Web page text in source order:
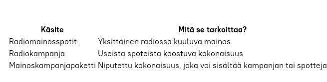
Käsite Mitä se tarkoittaa?
Radiomainosspotit
Yksittäinen radiossa kuuluva mainos
Radiokampanja
Useista spoteista koostuva kokonaisuus
Mainoskampanjapaketti Niputettu kokonaisuus, joka voi sisältää kampanjan tai spotteja